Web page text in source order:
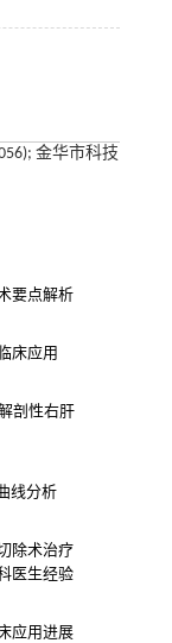
金华市科技